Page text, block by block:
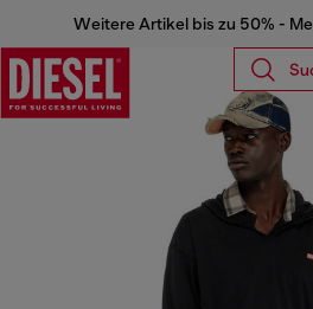
Weitere Artikel bis zu 50% -